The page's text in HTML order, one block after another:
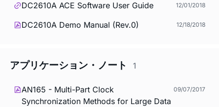
DC2610A ACE Software User Guide 12/01/2018
DC2610A Demo Manual (Rev.0) 12/18/2018
アプリケーション・ノート 1
AN165 - Multi-Part Clock
Synchronization Methods for Large Data
09/07/2017